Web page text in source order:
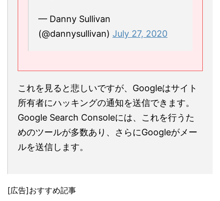
— Danny Sullivan
(@dannysullivan) July 27, 2020
これを見ると悲しいですが、Googleはサイト
所有者にハッキングの通知を送信できます。
Google Search Consoleには、これを行うた
めのツールが多数あり、さらにGoogleがメー
ルを送信します。
[広告]おすすめ記事